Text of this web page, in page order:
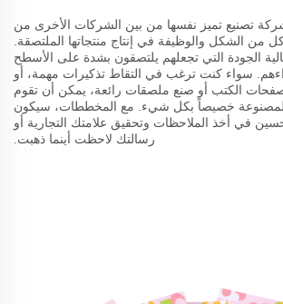
تصنيع تميز نفسها من بين الشركات الأخرى من
من الشكل والوظيفة في إنتاج منتجاتها الملتصقة.
الجودة التي تجعلهم يلتصقون بشدة على الأسطح
سواء كنت ترغب في التقاط تذكيرات مهمة، أو
الكتب أو صنع ملصقات رائعة، يمكن أن تقوم
المصنوعة خصيصاً بكل شيء. مع المخططات، سيكون
في أخذ الملاحظات وتحقيق علامتك التجارية أو
رسالتك لاحظت أينما ذهبت.